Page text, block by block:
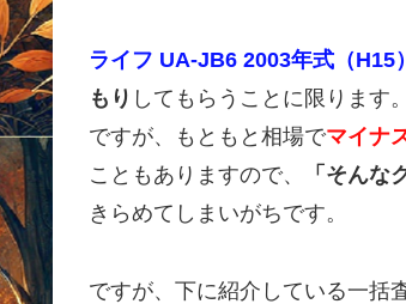
ライフ UA-JB6 2003年式（H15）
もり してもらうことに限ります。
ですが、もともと相場でマイナ
こともありますので、
「そんな
きらめてしまいがちです。
ですが、下に紹介している一括